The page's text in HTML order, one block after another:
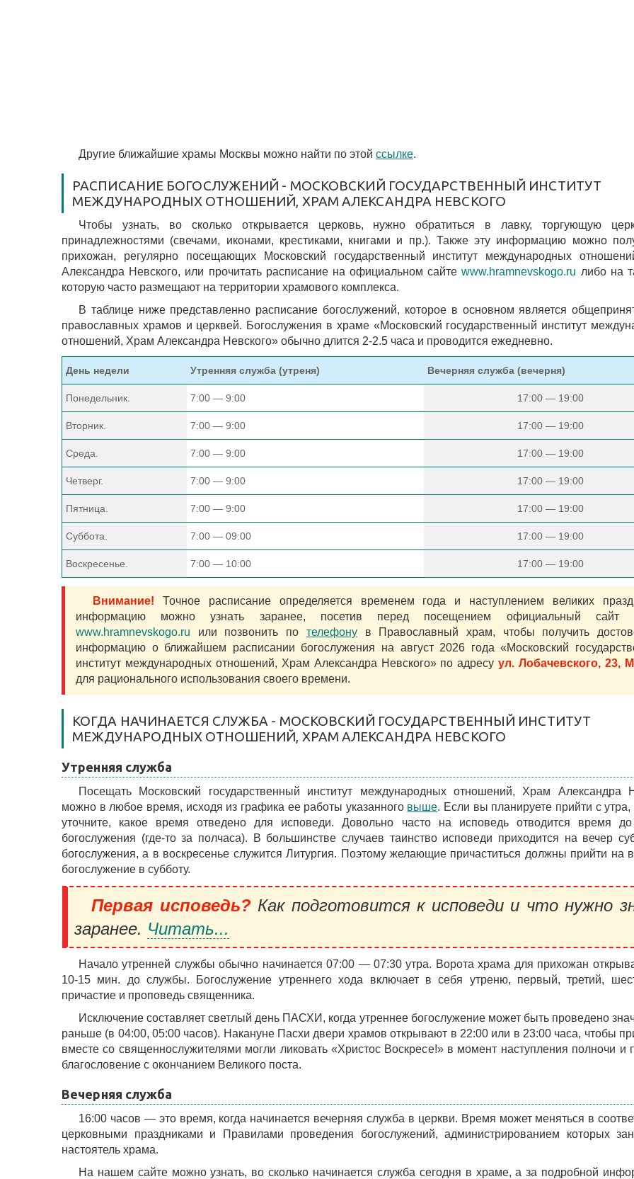
Другие ближайшие храмы Москвы можно найти по этой ссылке.
РАСПИСАНИЕ БОГОСЛУЖЕНИЙ - МОСКОВСКИЙ ГОСУДАРСТВЕННЫЙ ИНСТИТУТ
МЕЖДУНАРОДНЫХ ОТНОШЕНИЙ, ХРАМ АЛЕКСАНДРА НЕВСКОГО
Чтобы узнать, во сколько открывается церковь, нужно обратиться в лавку, торгующую
принадлежностями (свечами, иконами, крестиками, книгами и пр.). Также эту информацию можно
прихожан, регулярно посещающих Московский государственный институт международных
Александра Невского, или прочитать расписание на официальном сайтеwww.hramnevskogo.ru либо на
которую часто размещают на территории храмового комплекса.
В таблице ниже представленно расписание богослужений, которое в основном является
православных храмов и церквей. Богослужения в храме «Московский государственный институт
отношений, Храм Александра Невского» обычно длится 2-2.5 часа и проводится ежедневно.
День недели Утренняя служба (утреня) Вечерняя служба (вечерня)
Понедельник. 7:00 — 9:00 17:00 — 19:00
Вторник. 7:00 — 9:00 17:00 — 19:00
Среда. 7:00 — 9:00 17:00 — 19:00
Четверг. 7:00 — 9:00 17:00 — 19:00
Пятница. 7:00 — 9:00 17:00 — 19:00
Суббота. 7:00 — 09:00 17:00 — 19:00
Воскресенье. 7:00 — 10:00 17:00 — 19:00
Внимание! Точное расписание определяется временем года и наступлением великих
информацию можно узнать заранее, посетив перед посещением официальный сайт
www.hramnevskogo.ru или позвонить по телефонув Православный храм, чтобы получить
информацию о ближайшем расписании богослужения на август 2026 года «Московский
институт международных отношений, Храм Александра Невского» по адресуул. Лобачевского, 23,
для рационального использования своего времени.
КОГДА НАЧИНАЕТСЯ СЛУЖБА - МОСКОВСКИЙ ГОСУДАРСТВЕННЫЙ ИНСТИТУТ
МЕЖДУНАРОДНЫХ ОТНОШЕНИЙ, ХРАМ АЛЕКСАНДРА НЕВСКОГО
Утренняя служба
Посещать Московский государственный институт международных отношений, Храм Александра
можно в любое время, исходя из графика ее работы указанного выше. Если вы планируете прийти с утра,
уточните, какое время отведено для исповеди. Довольно часто на исповедь отводится время
богослужения (где-то за полчаса). В большинстве случаев таинство исповеди приходится на вечер
богослужения, а в воскресенье служится Литургия. Поэтому желающие причаститься должны прийти на
богослужение в субботу.
Первая исповедь?Как подготовится к исповеди и что нужно
заранее. Читать...
Начало утренней службы обычно начинается 07:00 — 07:30 утра. Ворота храма для прихожан
10-15 мин. до службы. Богослужение утреннего хода включает в себя утреню, первый, третий,
причастие и проповедь священника.
Исключение составляет светлый день ПАСХИ, когда утреннее богослужение может быть проведено
раньше (в 04:00, 05:00 часов). Накануне Пасхи двери храмов открывают в 22:00 или в 23:00 часа, чтобы
вместе со священнослужителями могли ликовать «Христос Воскресе!» в момент наступления полночи и
благословение с окончанием Великого поста.
Вечерняя служба
16:00 часов — это время, когда начинается вечерняя служба в церкви. Время может меняться в
церковными праздниками и Правилами проведения богослужений, администрированием которых
настоятель храма.
На нашем сайте можно узнать, во сколько начинается служба сегодня в храме, а за подробной